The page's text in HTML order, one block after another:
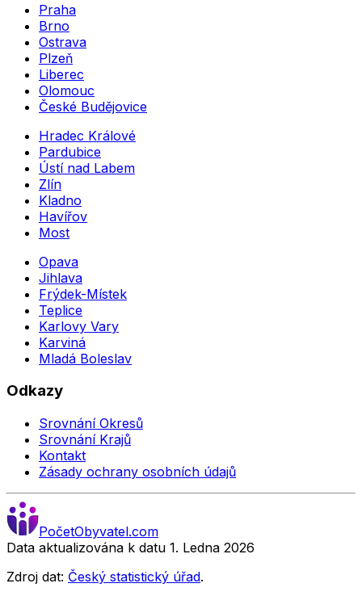
Praha
Brno
Ostrava
Plzeň
Liberec
Olomouc
České Budějovice
Hradec Králové
Pardubice
Ústí nad Labem
Zlín
Kladno
Havířov
Most
Opava
Jihlava
Frýdek-Místek
Teplice
Karlovy Vary
Karviná
Mladá Boleslav
Odkazy
Srovnání Okresů
Srovnání Krajů
Kontakt
Zásady ochrany osobních údajů
PočetObyvatel.com
Data aktualizována k datu 1. Ledna 2026
Zdroj dat: Český statistický úřad.